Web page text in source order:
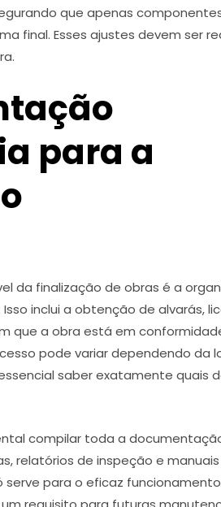
que apenas
final. Esses ajustes devem ser
para a
da finalização de obras é a
inclui a obtenção de alvarás,
que a obra está em
pode variar dependendo da
saber exatamente quais
compilar toda a
relatórios de inspeção e
serve para o eficaz